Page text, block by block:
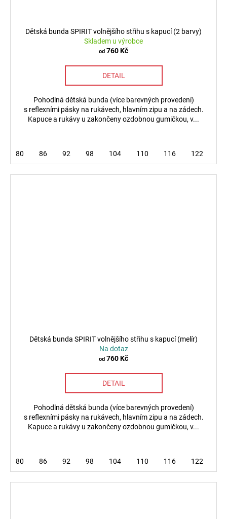
Dětská bunda SPIRIT volnějšího střihu s kapucí (2 barvy)
Skladem u výrobce
od 760 Kč
DETAIL
Pohodlná dětská bunda (více barevných provedení)
s reflexními pásky na rukávech, hlavním zipu a na zádech.
Kapuce a rukávy u zakončeny ozdobnou gumičkou, v...
80 86 92 98 104 110 116 122
Dětská bunda SPIRIT volnějšího střihu s kapucí (melír)
Na dotaz
od 760 Kč
DETAIL
Pohodlná dětská bunda (více barevných provedení)
s reflexními pásky na rukávech, hlavním zipu a na zádech.
Kapuce a rukávy u zakončeny ozdobnou gumičkou, v...
80 86 92 98 104 110 116 122